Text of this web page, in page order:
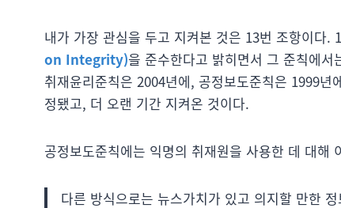
내가 가장 관심을 두고 지켜본 것은 13번 조항이다.
on Integrity)을 준수한다고 밝히면서 그 준칙에
취재윤리준칙은 2004년에, 공정보도준칙은 1999
정됐고, 더 오랜 기간 지켜온 것이다.
공정보도준칙에는 익명의 취재원을 사용한 데 대해
다른 방식으로는 뉴스가치가 있고 의지할 만한